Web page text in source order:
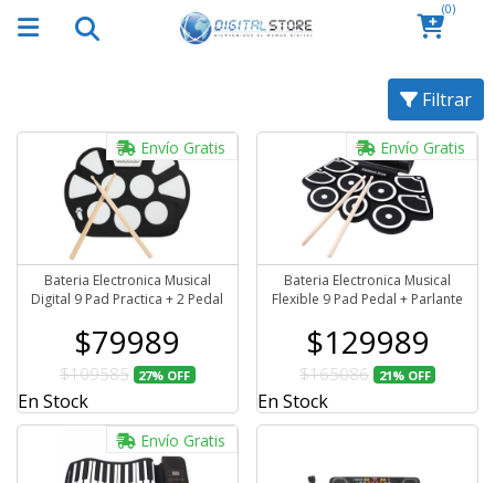
(0)
Filtrar
Bateria Electronica Musical
Digital 9 Pad Practica + 2 Pedal
Envío Gratis
$79989
$109585 27% OFF
En Stock
Bateria Electronica Musical
Flexible 9 Pad Pedal + Parlante
Envío Gratis
$129989
$165086 21% OFF
En Stock
Envío Gratis